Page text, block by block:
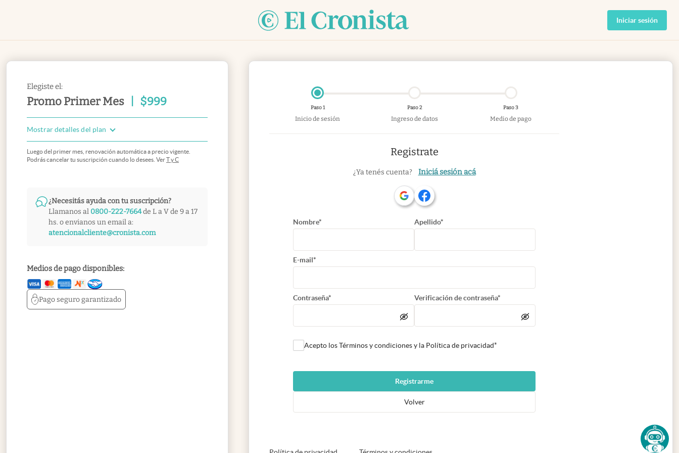
Iniciar sesión
Elegiste el:
Promo Primer Mes $999
Mostrar detalles del plan
Luego del primer mes, renovación automática a precio vigente.
Podrás cancelar tu suscripción cuando lo desees. VerT y C
¿Necesitás ayuda con tu suscripción?
Llamanos al 0800-222-7664de L a V de 9 a 17
hs. o envianos un email a:
atencionalcliente@cronista.com
Medios de pago disponibles:
Pago segurogarantizado
Paso 1
Inicio de sesión
Paso 2
Ingreso de datos
Paso 3
Medio de pago
Registrate
¿Ya tenés cuenta? Iniciá sesión acá
Nombre* Apellido*
E-mail*
Contraseña* Verificación de contraseña*
Acepto los Términos y condiciones y la Política de privacidad*
Registrarme
Volver